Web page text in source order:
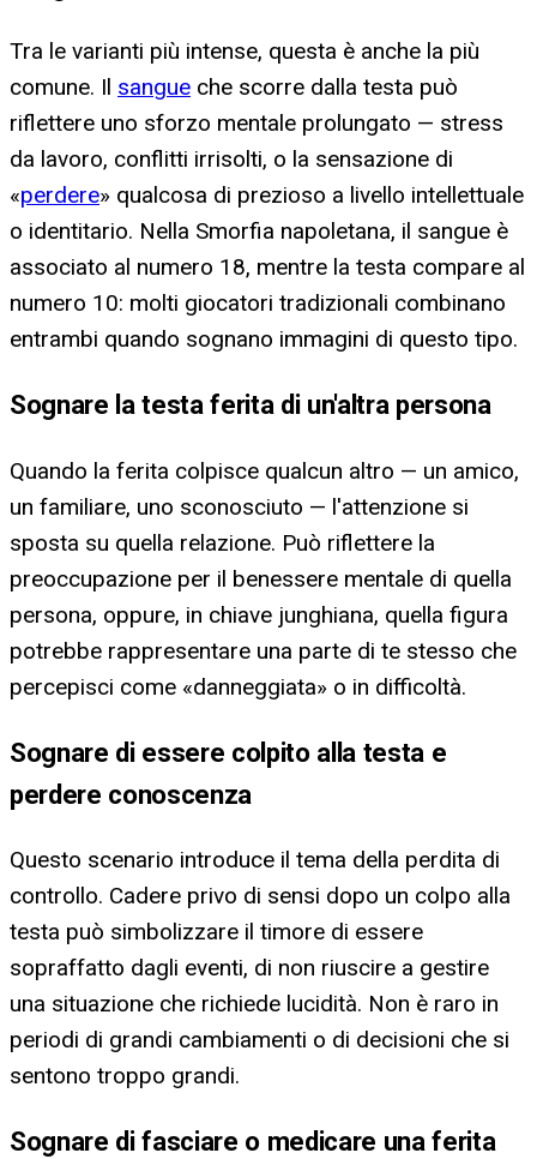
Tra le varianti più intense, questa è anche la più
comune. Il sangue che scorre dalla testa può
riflettere uno sforzo mentale prolungato — stress
da lavoro, conflitti irrisolti, o la sensazione di
«perdere» qualcosa di prezioso a livello intellettuale
o identitario. Nella Smorfia napoletana, il sangue è
associato al numero 18, mentre la testa compare al
numero 10: molti giocatori tradizionali combinano
entrambi quando sognano immagini di questo tipo.
Sognare la testa ferita di un'altra persona
Quando la ferita colpisce qualcun altro — un amico,
un familiare, uno sconosciuto — l'attenzione si
sposta su quella relazione. Può riflettere la
preoccupazione per il benessere mentale di quella
persona, oppure, in chiave junghiana, quella figura
potrebbe rappresentare una parte di te stesso che
percepisci come «danneggiata» o in difficoltà.
Sognare di essere colpito alla testa e
perdere conoscenza
Questo scenario introduce il tema della perdita di
controllo. Cadere privo di sensi dopo un colpo alla
testa può simbolizzare il timore di essere
sopraffatto dagli eventi, di non riuscire a gestire
una situazione che richiede lucidità. Non è raro in
periodi di grandi cambiamenti o di decisioni che si
sentono troppo grandi.
Sognare di fasciare o medicare una ferita